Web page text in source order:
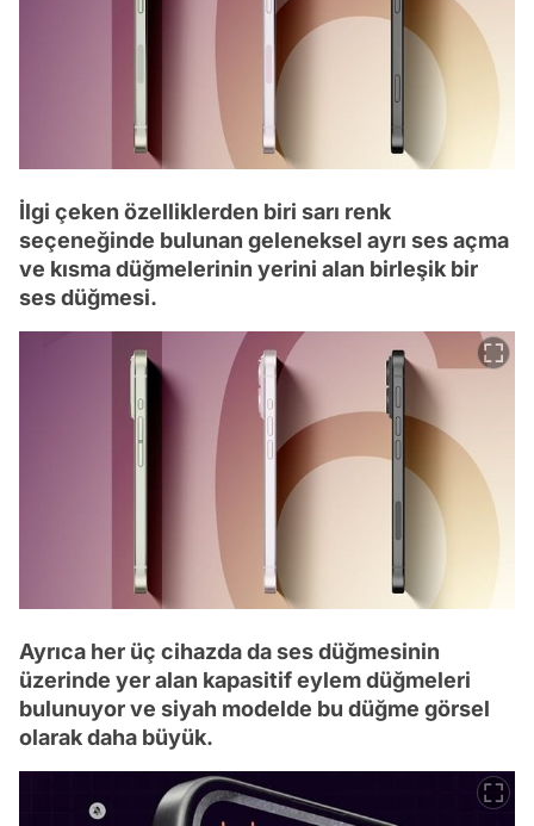
İlgi çeken özelliklerden biri sarı renk
seçeneğinde bulunan geleneksel ayrı ses açma
ve kısma düğmelerinin yerini alan birleşik bir
ses düğmesi.
Ayrıca her üç cihazda da ses düğmesinin
üzerinde yer alan kapasitif eylem düğmeleri
bulunuyor ve siyah modelde bu düğme görsel
olarak daha büyük.